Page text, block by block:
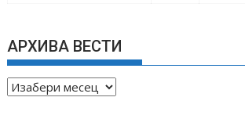
АРХИВА ВЕСТИ
А